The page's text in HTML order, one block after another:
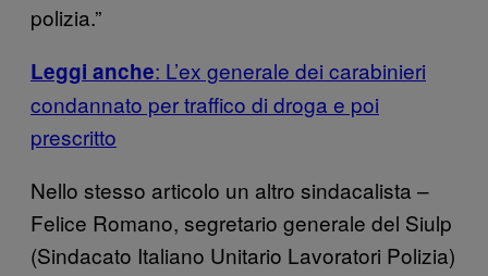
polizia.”
Leggi anche: L’ex generale dei carabinieri
condannato per traffico di droga e poi
prescritto
Nello stesso articolo un altro sindacalista –
Felice Romano, segretario generale del Siulp
(Sindacato Italiano Unitario Lavoratori Polizia)